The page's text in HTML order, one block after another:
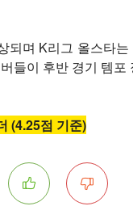
되며 K리그 올스타
들이 후반 경기 템포
(4.25점 기준)